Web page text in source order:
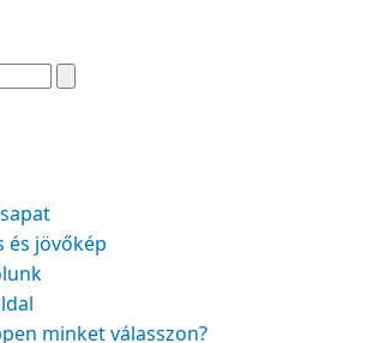
és jövőkép
minket válasszon?